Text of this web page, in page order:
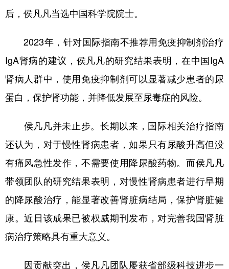
后，侯凡凡当选中国科学院院士。
2023年，针对国际指南不推荐用免疫抑制剂治疗
IgA肾病的建议，侯凡凡的研究结果表明，在中国IgA
肾病人群中，使用免疫抑制剂可以显著减少患者的尿
蛋白，保护肾功能，并降低发展至尿毒症的风险。
侯凡凡并未止步。长期以来，国际相关治疗指南
还认为，对于慢性肾病患者，如果只有尿酸升高但没
有痛风急性发作，不需要使用降尿酸药物。而侯凡凡
带领团队的研究结果表明，对慢性肾病患者进行早期
的降尿酸治疗，能显著改善肾脏病结局，保护肾脏健
康。近日该成果已被权威期刊发布，对完善我国肾脏
病治疗策略具有重大意义。
因贡献突出，侯凡凡团队屡获省部级科技进步一